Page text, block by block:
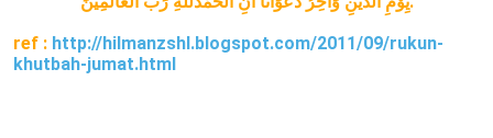
ref : http://hilmanzshl.blogspot.com/2011/09/rukun-
khutbah-jumat.html